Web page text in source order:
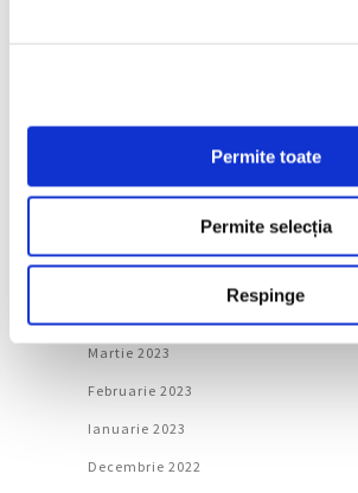
Permite toate
Permite selecția
Respinge
Septembrie 2023
Iulie 2023
Martie 2023
Februarie 2023
Ianuarie 2023
Decembrie 2022